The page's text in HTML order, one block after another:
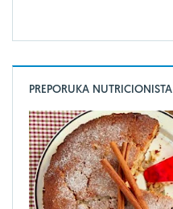
PREPORUKA NUTRICIONISTA